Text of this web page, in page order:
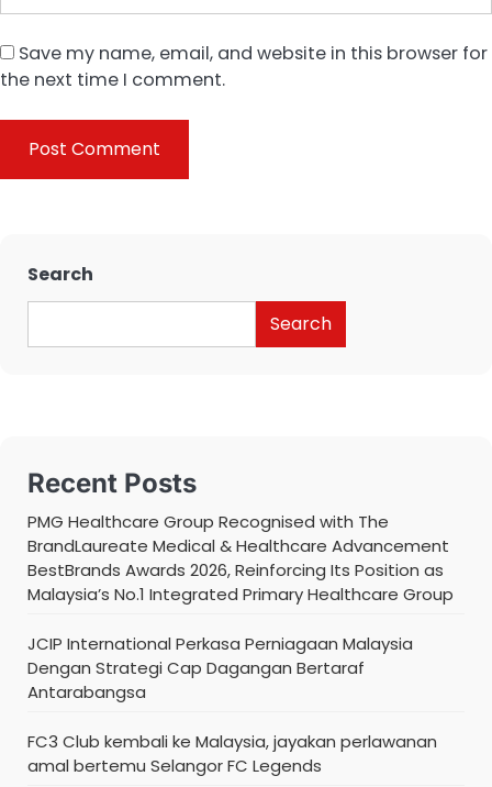
Save my name, email, and website in this browser for
the next time I comment.
Search
Search
Recent Posts
PMG Healthcare Group Recognised with The
BrandLaureate Medical & Healthcare Advancement
BestBrands Awards 2026, Reinforcing Its Position as
Malaysia’s No.1 Integrated Primary Healthcare Group
JCIP International Perkasa Perniagaan Malaysia
Dengan Strategi Cap Dagangan Bertaraf
Antarabangsa
FC3 Club kembali ke Malaysia, jayakan perlawanan
amal bertemu Selangor FC Legends